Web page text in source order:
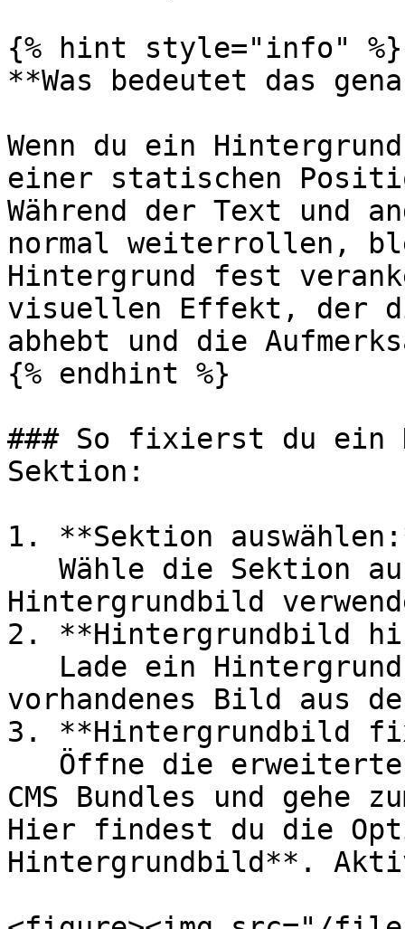
{% hint style="info" %}
**Was bedeutet das
Wenn du ein
einer statischen
Während der Text und
normal weiterrollen,
Hintergrund fest
visuellen Effekt, der
abhebt und die
{% endhint %}
### So fixierst du ein
Sektion:
1. **Sektion
Hintergrundbild
2. **Hintergrundbild
vorhandenes Bild aus
3. **Hintergrundbild
CMS Bundles und gehe
Hier findest du die
Hintergrundbild**.